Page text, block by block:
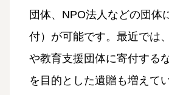
団体、NPO法人などの団体
付）が可能です。最近では
や教育支援団体に寄付する
を目的とした遺贈も増えて